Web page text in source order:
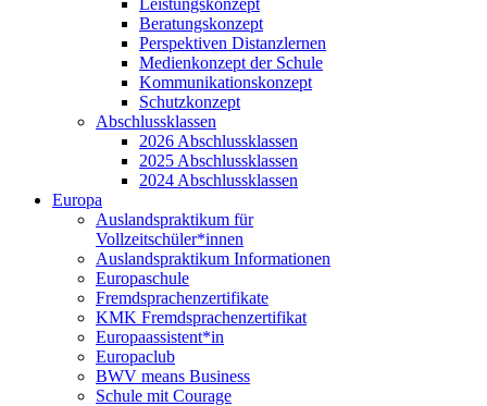
Leistungskonzept
Beratungskonzept
Perspektiven Distanzlernen
Medienkonzept der Schule
Kommunikationskonzept
Schutzkonzept
Abschlussklassen
2026 Abschlussklassen
2025 Abschlussklassen
2024 Abschlussklassen
Europa
Auslandspraktikum für
Vollzeitschüler*innen
Auslandspraktikum Informationen
Europaschule
Fremdsprachenzertifikate
KMK Fremdsprachenzertifikat
Europaassistent*in
Europaclub
BWV means Business
Schule mit Courage